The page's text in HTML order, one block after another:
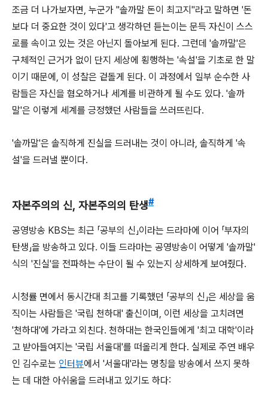
조금 더 나가보자면, 누군가 "솔까말 돈이 최고지"라고 말하면 '돈
보다 더 중요한 것이 있다'고 생각하던 듣는이는 문득 자신이 스스
로를 속이고 있는 것은 아닌지 돌아보게 된다. 그런데 '솔까말'은
구체적인 근거가 없이 단지 세상에 횡행하는 '속설'을 기초로 한 말
이기 때문에, 이 성찰은 겉돌게 된다. 이 과정에서 일부 순수한 사
람들은 자신을 혐오하거나 세계를 비관하게 될 수도 있다. '솔까
말'은 이렇게 세계를 긍정했던 사람들을 쓰러뜨린다.
'솔까말'은 솔직하게 진실을 드러내는 것이 아니라, 솔직하게 '속
설'을 드러낼 뿐이다.
자본주의의 신, 자본주의의 탄생#
공영방송 KBS는 최근 「공부의 신」이라는 드라마에 이어 「부자의
탄생」을 방송하고 있다. 이들 드라마는 공영방송이 어떻게 '솔까말'
식의 '진실'을 전파하는 수단이 될 수 있는지 상세하게 보여줬다.
시청률 면에서 동시간대 최고를 기록했던 「공부의 신」은 세상을 움
직이는 사람들은 '국립 천하대' 출신이며, 이런 세상을 고치려면
'천하대'에 가라고 외친다. 천하대는 한국인들에게 '최고 대학'이라
고 받아들여지는 '국립 서울대'를 떠올리게 한다. 실제로 주연 배우
인 김수로는 인터뷰에서 '서울대'라는 명칭을 방송에서 쓰지 못하
는 데 대한 아쉬움을 드러내고 있기도 하다: